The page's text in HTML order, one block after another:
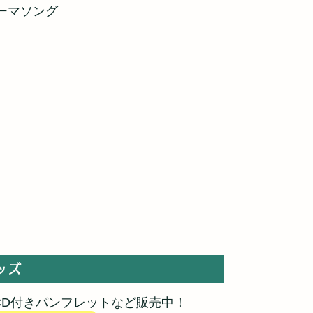
マソング
ズ
付きパンフレットなど販売中！